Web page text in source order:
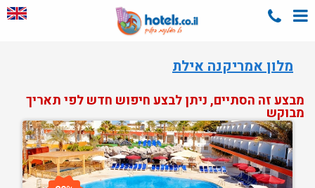
מלון אמריקנה אילת
מבצע זה הסתיים, ניתן לבצע חיפוש חדש לפי תאריך
מבוקש